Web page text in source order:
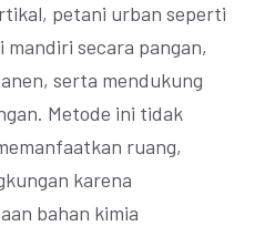
petani urban seperti
mandiri secara pangan,
serta mendukung
Metode ini tidak
ruang,
karena
bahan kimia